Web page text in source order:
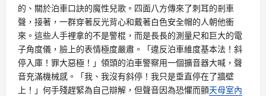
的、關於泊車口訣的魔性兒歌。四面八方傳來了刺耳的剎車
聲，接著，一群穿著反光背心和戴著白色安全帽的人朝他衝
來。這些人手裡拿的不是警棍，而是長長的測量尺和巨大的電
子角度儀，臉上的表情極度嚴肅。「違反泊車維度基本法！斜
停入庫！罪大惡極！」領頭的泊車警察用一個擴音器大喊，聲
音充滿機械感。「我、我沒有斜停！我只是垂直停在了牆壁
上！」何手殘趕緊為自己辯解，但聲音因為恐懼而顫天母室內